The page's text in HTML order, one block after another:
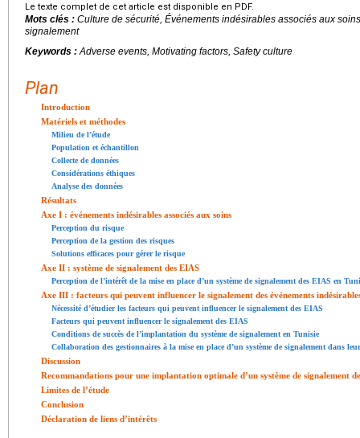
Le texte complet de cet article est disponible en PDF.
Mots clés : Culture de sécurité, Événements indésirables associés aux
signalement
Keywords :Adverse events, Motivating factors, Safety culture
Plan
Introduction
Matériels et méthodes
Milieu de l’étude
Population et échantillon
Collecte de données
Considérations éthiques
Analyse des données
Résultats
Axe I : événements indésirables associés aux soins
Perception du risque
Perception de la gestion des risques
Solutions efficaces pour gérer le risque
Axe II : système de signalement des EIAS
Perception de l’intérêt de la mise en place d’un système de signalement des EIAS en
Axe III : facteurs qui peuvent influencer le signalement des événements
Nécessité d’étudier les facteurs qui peuvent influencer le signalement des EIAS
Facteurs qui peuvent influencer le signalement des EIAS
Conditions de succès de l’implantation du système de signalement en Tunisie
Collaboration des gestionnaires à la mise en place d’un système de signalement dans
Discussion
Recommandations pour une implantation optimale d’un système de signalement
Limites de l’étude
Conclusion
Déclaration de liens d’intérêts